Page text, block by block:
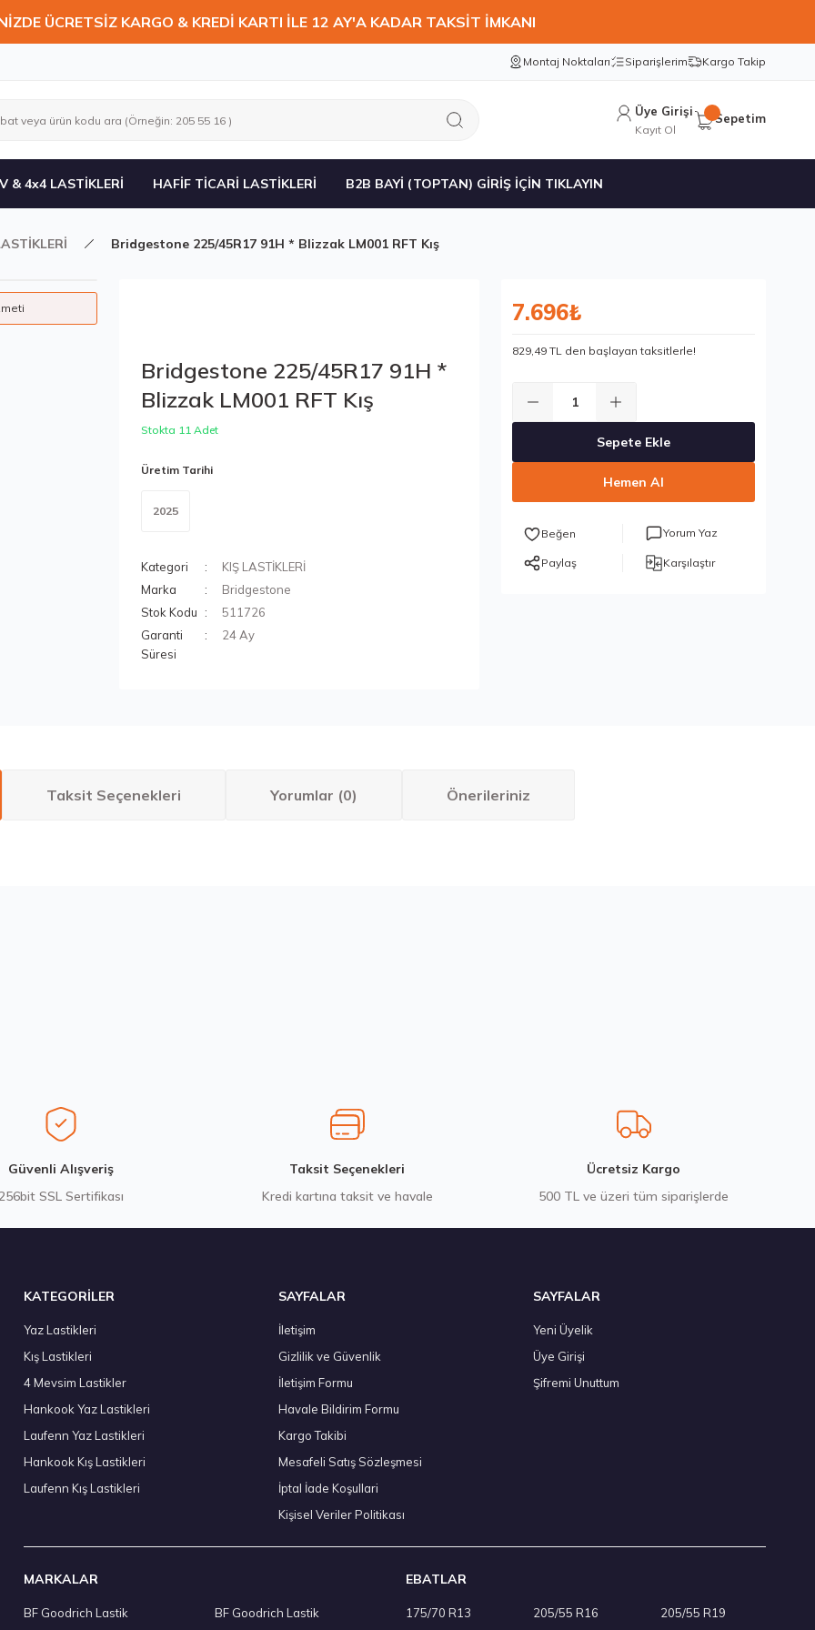
ÜCRETSİZ KARGO & KREDİ KARTI İLE 12 AY'A KADAR TAKSİT İMKANI
Montaj Noktaları Siparişlerim Kargo Takip
Üye Girişi
Kayıt Ol
Sepetim
& 4x4 LASTİKLERİ HAFİF TİCARİ LASTİKLERİ B2B BAYİ (TOPTAN) GİRİŞ İÇİN TIKLAYIN
Bridgestone 225/45R17 91H * Blizzak LM001 RFT Kış
Bridgestone 225/45R17 91H *
Blizzak LM001 RFT Kış
Stokta 11 Adet
Üretim Tarihi
2025
Kategori
KIŞ LASTİKLERİ
Marka
Bridgestone
Stok Kodu
511726
Garanti
Süresi
24 Ay
7.696₺
829,49 TL den başlayan taksitlerle!
Sepete Ekle
Hemen Al
Yorum Yaz
Paylaş Karşılaştır
Taksit Seçenekleri Yorumlar (0) Önerileriniz
Goodyear 215/75R17.5 KMAX D 126/124M M+S 3PSF Kış 2024
12.471,80 ₺
Kış 2023 Kumho 215/65R16 98H WinterCraft WP52+ Kış 2025
5.472,50 ₺
Stokta 4 Adet
Kumho 225/55R18 102T XL WinterCraft Ice WI32 (Çivi Delikli) Kış 2025
Güvenli Alışveriş
SSL Sertifikası
Taksit Seçenekleri
Kredi kartına taksit ve havale
Ücretsiz Kargo
500 TL ve üzeri tüm siparişlerde
KATEGORİLER
Yaz Lastikleri
Kış Lastikleri
4 Mevsim Lastikler
Hankook Yaz Lastikleri
Laufenn Yaz Lastikleri
Hankook Kış Lastikleri
Laufenn Kış Lastikleri
SAYFALAR
İletişim
Gizlilik ve Güvenlik
İletişim Formu
Havale Bildirim Formu
Kargo Takibi
Mesafeli Satış Sözleşmesi
İptal İade Koşullari
Kişisel Veriler Politikası
SAYFALAR
Yeni Üyelik
Üye Girişi
Şifremi Unuttum
MARKALAR
BF Goodrich Lastik BF Goodrich Lastik
EBATLAR
175/70 R13 205/55 R16 205/55 R19